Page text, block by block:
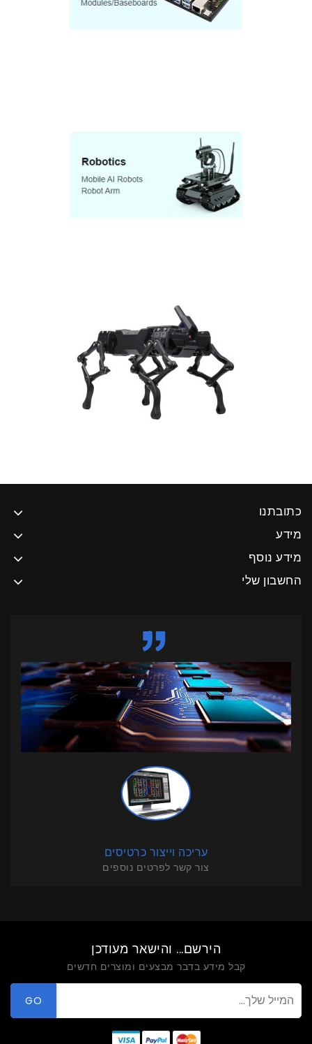
כתובתנו
מידע
מידע נוסף
החשבון שלי
עריכה וייצור כרטיסים
צור קשר לפרטים נוספים
הירשם... והישאר מעודכן
קבל מידע בדבר מבצעים ומוצרים חדשים
GO